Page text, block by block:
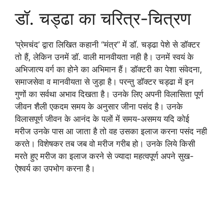
डॉ. चड्ढा का चरित्र-चित्रण
‘प्रेमचंद’ द्वारा लिखित कहानी “मंत्र” में डॉ. चड्ढा पेशे से डॉक्टर
तो हैं, लेकिन उनमें डॉ. वाली मानवीयता नही है। उनमें स्वयं के
अभिजात्य वर्ग का होने का अभिमान हैं। डॉक्टरी का पेशा संवेदना,
समाजसेवा व मानवीयता से जुड़ा है। परन्तु डॉक्टर चड्ढा में इन
गुणों का सर्वथा अभाव दिखता है। उनके लिए अपनी विलासिता पूर्ण
जीवन शैली एकदम समय के अनुसार जीना पसंद है। उनके
विलासपूर्ण जीवन के आनंद के पलों में समय-असमय यदि कोई
मरीज उनके पास आ जाता है तो वह उसका इलाज करना पसंद नही
करते। विशेषकर तब जब वो मरीज गरीब हो। उनके लिये किसी
मरते हुए मरीज का इलाज करने से ज्यादा महत्वपूर्ण अपने सुख-
ऐश्वर्य का उपभोग करना है।